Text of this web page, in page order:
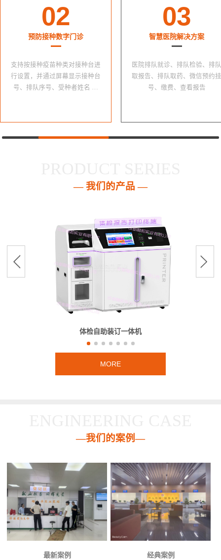
02
预防接种数字门诊
支持按接种疫苗种类对接种台进
行设置，并通过屏幕显示接种台
号、排队序号、受种者姓名 …
03
智慧医院解决方案
医院排队就诊、排队检验、排队
取报告、排队取药、微信预约挂
号、缴费、查看报告
— 我们的产品 —
体检自助装订一体机
MORE
—我们的案例—
最新案例 经典案例